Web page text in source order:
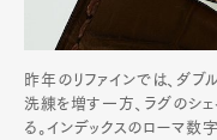
昨年のリファインでは、ダブ
洗練を増す一方、ラグのシ
る。インデックスのローマ